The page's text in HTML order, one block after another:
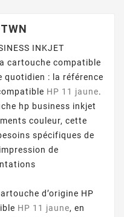
INKJET
cartouche compatible
quotidien : la référence
HP 11 jaune.
hp business inkjet
couleur, cette
spécifiques de
de
d’origine HP
HP 11 jaune, en